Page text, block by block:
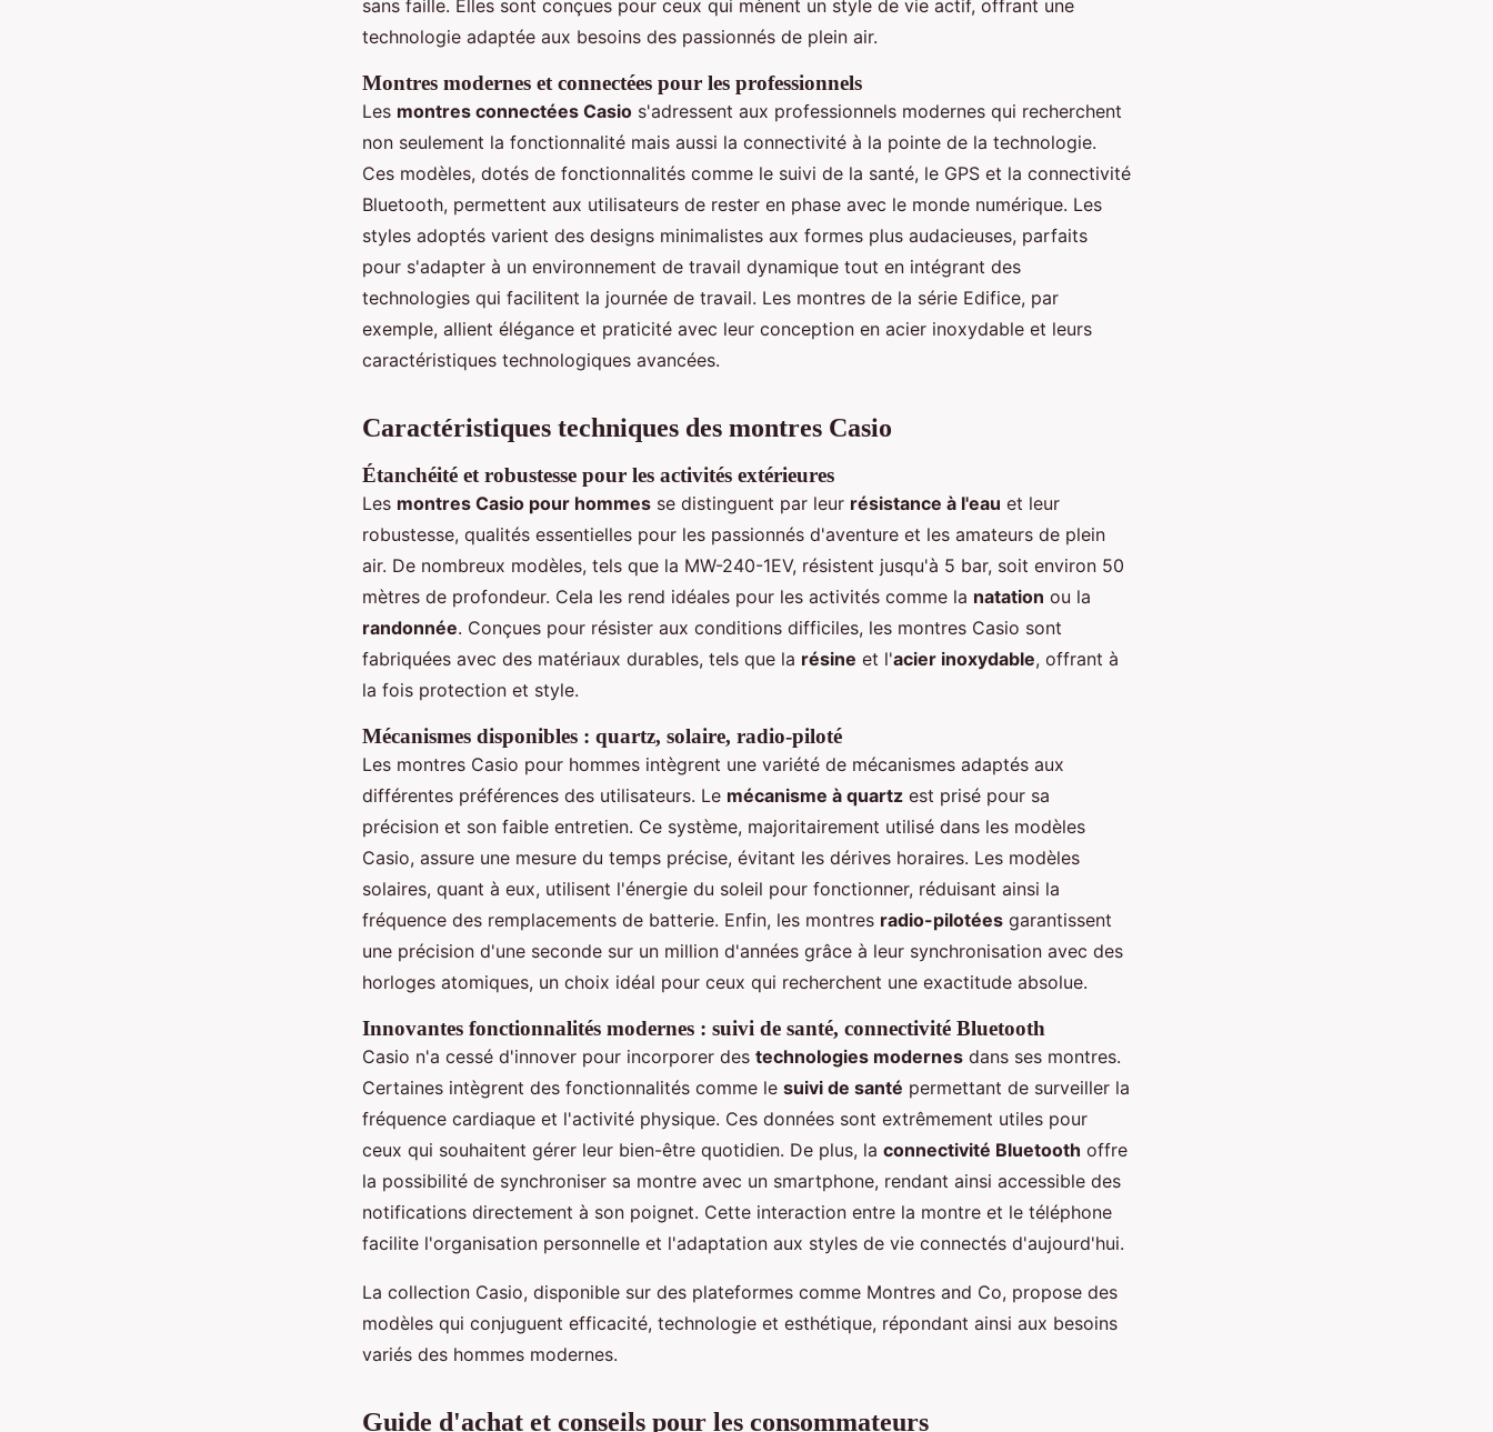
sans faille. Elles sont conçues pour ceux qui mènent un style de vie actif, offrant une
technologie adaptée aux besoins des passionnés de plein air.
Montres modernes et connectées pour les professionnels
Les montres connectées Casio s'adressent aux professionnels modernes qui recherchent
non seulement la fonctionnalité mais aussi la connectivité à la pointe de la technologie.
Ces modèles, dotés de fonctionnalités comme le suivi de la santé, le GPS et la connectivité
Bluetooth, permettent aux utilisateurs de rester en phase avec le monde numérique. Les
styles adoptés varient des designs minimalistes aux formes plus audacieuses, parfaits
pour s'adapter à un environnement de travail dynamique tout en intégrant des
technologies qui facilitent la journée de travail. Les montres de la série Edifice, par
exemple, allient élégance et praticité avec leur conception en acier inoxydable et leurs
caractéristiques technologiques avancées.
Caractéristiques techniques des montres Casio
Étanchéité et robustesse pour les activités extérieures
Les montres Casio pour hommes se distinguent par leur résistance à l'eau et leur
robustesse, qualités essentielles pour les passionnés d'aventure et les amateurs de plein
air. De nombreux modèles, tels que la MW-240-1EV, résistent jusqu'à 5 bar, soit environ 50
mètres de profondeur. Cela les rend idéales pour les activités comme la natation ou la
randonnée. Conçues pour résister aux conditions difficiles, les montres Casio sont
fabriquées avec des matériaux durables, tels que la résine et l'acier inoxydable, offrant à
la fois protection et style.
Mécanismes disponibles : quartz, solaire, radio-piloté
Les montres Casio pour hommes intègrent une variété de mécanismes adaptés aux
différentes préférences des utilisateurs. Le mécanisme à quartz est prisé pour sa
précision et son faible entretien. Ce système, majoritairement utilisé dans les modèles
Casio, assure une mesure du temps précise, évitant les dérives horaires. Les modèles
solaires, quant à eux, utilisent l'énergie du soleil pour fonctionner, réduisant ainsi la
fréquence des remplacements de batterie. Enfin, les montres radio-pilotées garantissent
une précision d'une seconde sur un million d'années grâce à leur synchronisation avec des
horloges atomiques, un choix idéal pour ceux qui recherchent une exactitude absolue.
Innovantes fonctionnalités modernes : suivi de santé, connectivité Bluetooth
Casio n'a cessé d'innover pour incorporer des technologies modernes dans ses montres.
Certaines intègrent des fonctionnalités comme le suivi de santé permettant de surveiller la
fréquence cardiaque et l'activité physique. Ces données sont extrêmement utiles pour
ceux qui souhaitent gérer leur bien-être quotidien. De plus, la connectivité Bluetooth offre
la possibilité de synchroniser sa montre avec un smartphone, rendant ainsi accessible des
notifications directement à son poignet. Cette interaction entre la montre et le téléphone
facilite l'organisation personnelle et l'adaptation aux styles de vie connectés d'aujourd'hui.
La collection Casio, disponible sur des plateformes comme Montres and Co, propose des
modèles qui conjuguent efficacité, technologie et esthétique, répondant ainsi aux besoins
variés des hommes modernes.
Guide d'achat et conseils pour les consommateurs